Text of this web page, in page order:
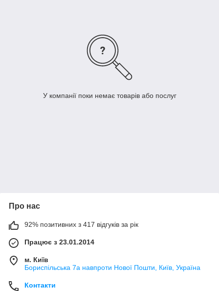
У компанії поки немає товарів або послуг
Про нас
92% позитивних з 417 відгуків за рік
Працює з 23.01.2014
м. Київ
Бориспільська 7а навпроти Нової Пошти, Київ, Україна
Контакти